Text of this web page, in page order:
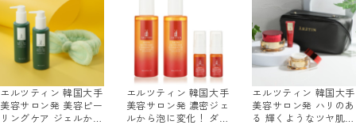
エルツティン 韓国大手
美容サロン発 美容ピー
リングケア ジェルから
エルツティン 韓国大手
美容サロン発 濃密ジェ
ルから泡に変化！ ダブ
エルツティン 韓国大手
美容サロン発 ハリのあ
る 輝くようなツヤ肌へ